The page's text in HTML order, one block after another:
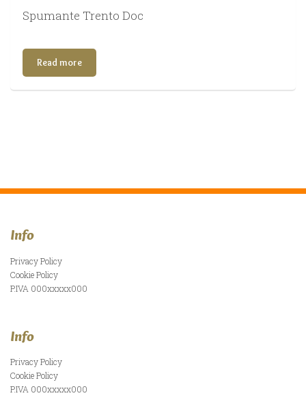
Spumante Trento Doc
Read more
Info
Privacy Policy
Cookie Policy
P.IVA 000xxxxx000
Info
Privacy Policy
Cookie Policy
P.IVA 000xxxxx000